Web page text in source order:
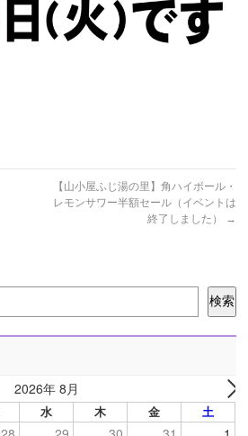
【山小屋ふじ湯の里】角ハイボール・
レモンサワー半額セール（イベントは
終了しました）
→
検索
2026年 8月
水 木 金 土